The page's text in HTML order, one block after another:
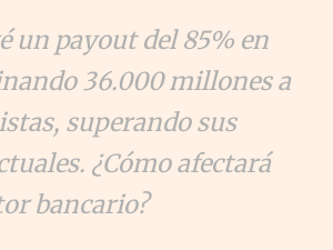
un payout del 85% en
36.000 millones a
superando sus
¿Cómo afectará
bancario?